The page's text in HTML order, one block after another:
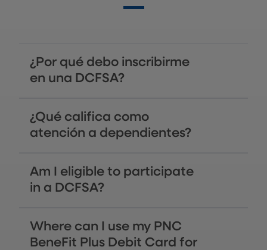
¿Por qué debo inscribirme
en una DCFSA?
¿Qué califica como
atención a dependientes?
Am I eligible to participate
in a DCFSA?
Where can I use my PNC
BeneFit Plus Debit Card for